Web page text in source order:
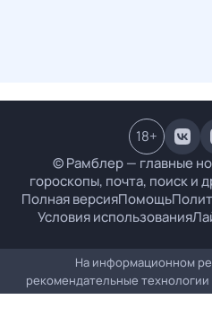
© Рамблер — главные
гороскопы, почта, поиск и
Полная версияПомощь
Условия использования
18+
На информационном
рекомендательные технологии